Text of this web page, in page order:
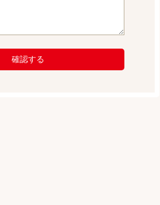
確認する